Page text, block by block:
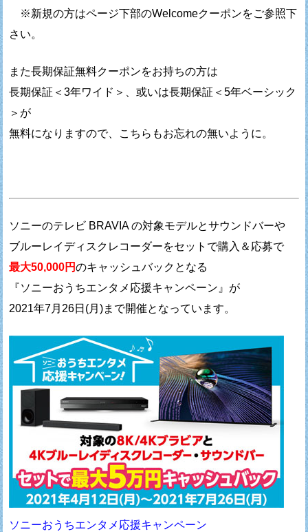
※新規の方はページ下部のWelcomeクーポンをご参照下
さい。
また長期保証無料クーポンをお持ちの方は
長期保証＜3年ワイド＞、或いは長期保証＜5年ベーシック
＞が
無料になりますので、こちらもお忘れの無いように。
ソニーのテレビ BRAVIA の対象モデルとサウンドバーや
ブルーレイディスクレコーダーをセットで購入＆応募で
最大50,000円のキャッシュバックとなる
『ソニーおうちエンタメ応援キャンペーン』が
2021年7月26日(月)まで開催となっています。
ソニーおうちエンタメ応援キャンペーン